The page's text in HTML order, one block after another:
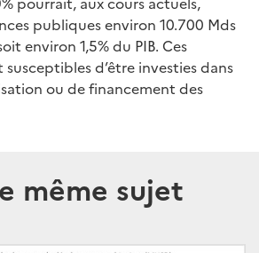
publiques environ 10.700 Mds
environ 1,5% du PIB. Ces
susceptibles d’être investies dans
ou de financement des
même sujet